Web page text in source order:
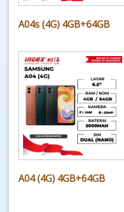
A04s (4G) 4GB+64GB
A04 (4G) 4GB+64GB